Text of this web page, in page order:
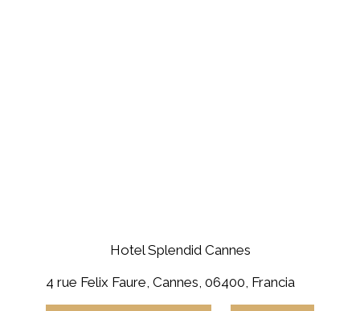
Hotel Splendid Cannes
4 rue Felix Faure, Cannes, 06400, Francia